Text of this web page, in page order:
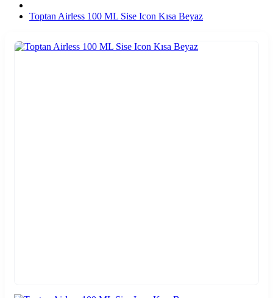
Toptan Airless 100 ML Sise Icon Kısa Beyaz